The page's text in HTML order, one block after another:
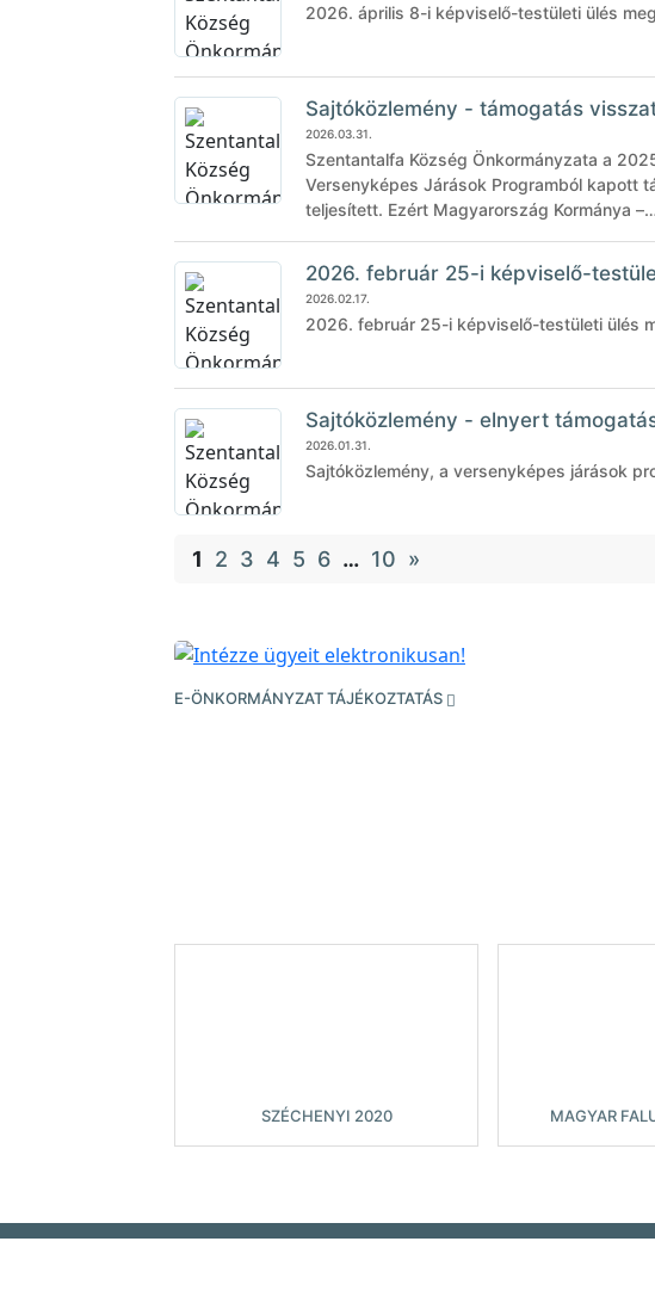
2026. április 8-i képviselő-testületi ülés
Sajtóközlemény - támogatás
2026.03.31.
Szentantalfa Község Önkormányzata a
Versenyképes Járások Programból kapott
teljesített. Ezért Magyarország Kormánya –…
2026. február 25-i képviselő-
2026.02.17.
2026. február 25-i képviselő-testületi ülés
Sajtóközlemény - elnyert
2026.01.31.
Sajtóközlemény, a versenyképes járások
1 2 3 4 5 6 … 10 »
E-ÖNKORMÁNYZAT TÁJÉKOZTATÁS
SZÉCHENYI 2020 MAGYAR